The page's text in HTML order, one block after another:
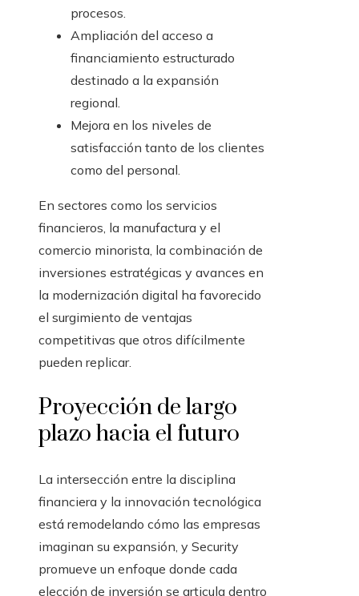
procesos.
Ampliación del acceso a
financiamiento estructurado
destinado a la expansión
regional.
Mejora en los niveles de
satisfacción tanto de los clientes
como del personal.
En sectores como los servicios
financieros, la manufactura y el
comercio minorista, la combinación de
inversiones estratégicas y avances en
la modernización digital ha favorecido
el surgimiento de ventajas
competitivas que otros difícilmente
pueden replicar.
Proyección de largo
plazo hacia el futuro
La intersección entre la disciplina
financiera y la innovación tecnológica
está remodelando cómo las empresas
imaginan su expansión, y Security
promueve un enfoque donde cada
elección de inversión se articula dentro